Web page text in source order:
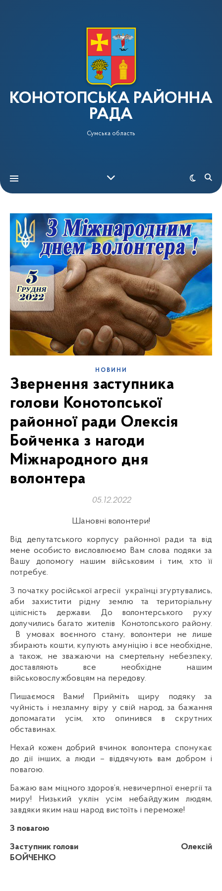
КОНОТОПСЬКА РАЙОННА
РАДА
Сумська область
НОВИНИ
Звернення заступника
голови Конотопської
районної ради Олексія
Бойченка з нагоди
Міжнародного дня
волонтера
05.12.2022
Шановні волонтери!
Від депутатського корпусу районної ради та від
мене особисто висловлюємо Вам слова подяки за
Вашу допомогу нашим військовим і тим, хто її
потребує.
З початку російської агресії українці згуртувались,
аби захистити рідну землю та територіальну
цілісність держави. До волонтерського руху
долучились багато жителів Конотопського району.
В умовах воєнного стану, волонтери не лише
збирають кошти, купують амуніцію і все необхідне,
а також, не зважаючи на смертельну небезпеку,
доставляють все необхідне нашим
військовослужбовцям на передову.
Пишаємося Вами! Прийміть щиру подяку за
чуйність і незламну віру у свій народ, за бажання
допомагати усім, хто опинився в скрутних
обставинах.
Нехай кожен добрий вчинок волонтера спонукає
до дії інших, а люди – віддячують вам добром і
повагою.
Бажаю вам міцного здоров’я, невичерпної енергії та
миру! Низький уклін усім небайдужим людям,
завдяки яким наш народ вистоїть і переможе!
З повагою
Заступник голови Олексій
БОЙЧЕНКО